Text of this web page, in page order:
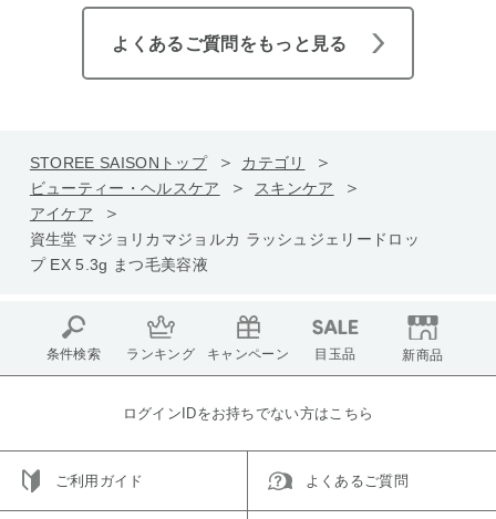
よくあるご質問をもっと見る
STOREE SAISONトップ
カテゴリ
ビューティー・ヘルスケア
スキンケア
アイケア
資生堂 マジョリカマジョルカ ラッシュジェリードロッ
プ EX 5.3g まつ毛美容液
条件検索 ランキング キャンペーン 目玉品 新商品
ログインIDをお持ちでない方はこちら
ご利用ガイド よくあるご質問